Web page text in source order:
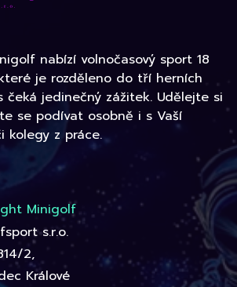
nabízí volnočasový sport 18
je rozděleno do tří herních
čeká jedinečný zážitek. Udělejte si
se podívat osobně i s Vaší
kolegy z práce.
Minigolf
s.r.o.
2,
Králové